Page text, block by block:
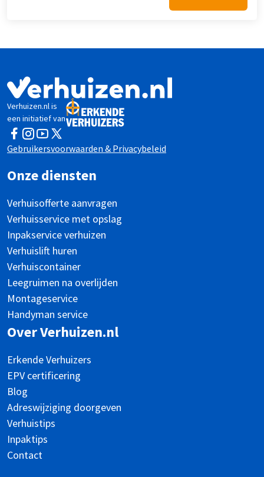
Verhuizen.nl is
een initiatief van
Facebook
Instagram
YouTubeTwitter
Gebruikersvoorwaarden & Privacybeleid
Onze diensten
Verhuisofferte aanvragen
Verhuisservice met opslag
Inpakservice verhuizen
Verhuislift huren
Verhuiscontainer
Leegruimen na overlijden
Montageservice
Handyman service
Over Verhuizen.nl
Erkende Verhuizers
EPV certificering
Blog
Adreswijziging doorgeven
Verhuistips
Inpaktips
Contact